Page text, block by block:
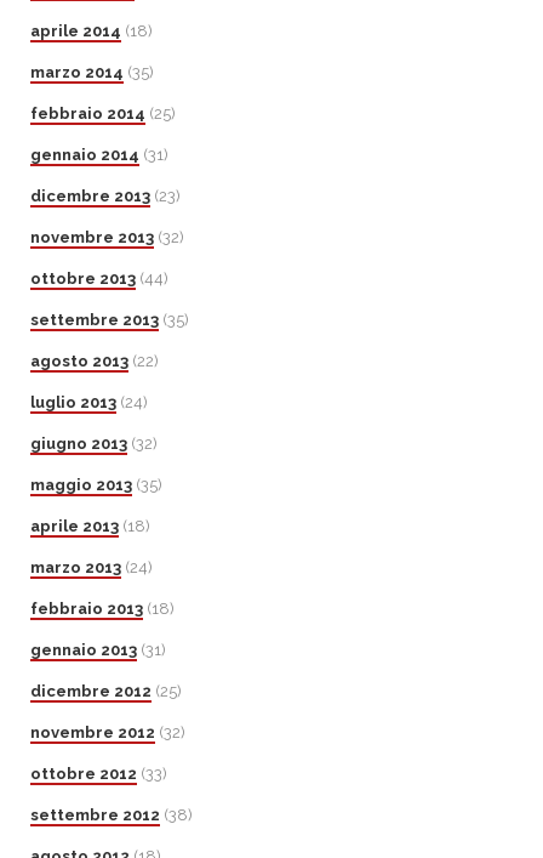
aprile 2014 (18)
marzo 2014 (35)
febbraio 2014 (25)
gennaio 2014 (31)
dicembre 2013 (23)
novembre 2013 (32)
ottobre 2013 (44)
settembre 2013 (35)
agosto 2013 (22)
luglio 2013 (24)
giugno 2013 (32)
maggio 2013 (35)
aprile 2013 (18)
marzo 2013 (24)
febbraio 2013 (18)
gennaio 2013 (31)
dicembre 2012 (25)
novembre 2012 (32)
ottobre 2012 (33)
settembre 2012 (38)